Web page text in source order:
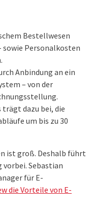
Bestellwesen
Personalkosten
Anbindung an ein
– von der
dazu bei, die
um bis zu 30
ist groß. Deshalb führt
Sebastian
für E-
die Vorteile von E-